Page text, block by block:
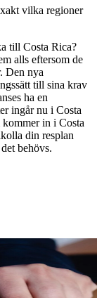
vilka regioner
till Costa Rica?
alls eftersom de
Den nya
till sina krav
ha en
ingår nu i Costa
kommer in i Costa
din resplan
behövs.